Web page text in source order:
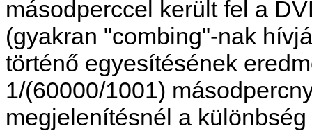
másodperccel került fel a
(gyakran "combing"-nak
történő egyesítésének
1/(60000/1001)
megjelenítésnél a